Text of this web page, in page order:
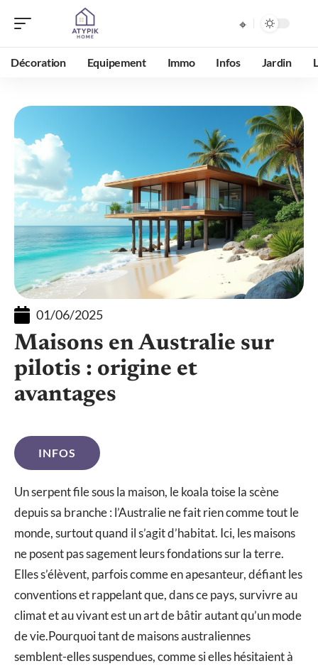
Décoration Equipement Immo Infos Jardin
01/06/2025
Maisons en Australie sur
pilotis : origine et
avantages
INFOS
Un serpent file sous la maison, le koala toise la scène
depuis sa branche : l’Australie ne fait rien comme tout le
monde, surtout quand il s’agit d’habitat. Ici, les maisons
ne posent pas sagement leurs fondations sur la terre.
Elles s’élèvent, parfois comme en apesanteur, défiant les
conventions et rappelant que, dans ce pays, survivre au
climat et au vivant est un art de bâtir autant qu’un mode
de vie.Pourquoi tant de maisons australiennes
semblent-elles suspendues, comme si elles hésitaient à